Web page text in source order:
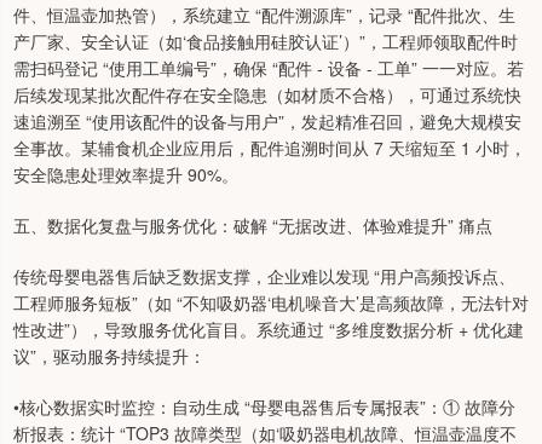
件、恒温壶加热管），系统建立 “配件溯源库”，记录 “配件批次、生
产厂家、安全认证（如‘食品接触用硅胶认证’）”，工程师领取配件时
需扫码登记 “使用工单编号”，确保 “配件 - 设备 - 工单” 一一对应。若
后续发现某批次配件存在安全隐患（如材质不合格），可通过系统快
速追溯至 “使用该配件的设备与用户”，发起精准召回，避免大规模安
全事故。某辅食机企业应用后，配件追溯时间从 7 天缩短至 1 小时，
安全隐患处理效率提升 90%。
五、数据化复盘与服务优化：破解 “无据改进、体验难提升” 痛点
传统母婴电器售后缺乏数据支撑，企业难以发现 “用户高频投诉点、
工程师服务短板”（如 “不知吸奶器‘电机噪音大’是高频故障，无法针对
性改进”），导致服务优化盲目。系统通过 “多维度数据分析 + 优化建
议”，驱动服务持续提升：
•核心数据实时监控：自动生成 “母婴电器售后专属报表”：① 故障分
析报表：统计 “TOP3 故障类型（如‘吸奶器电机故障、恒温壶温度不